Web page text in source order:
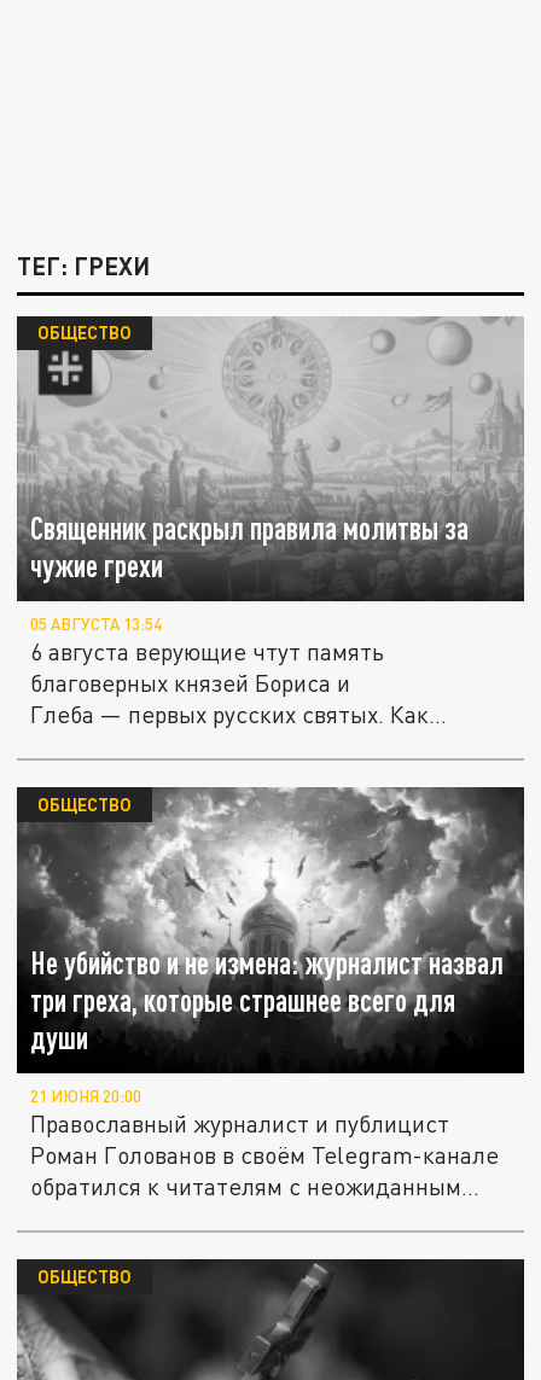
ТЕГ: ГРЕХИ
Священник раскрыл правила молитвы за
чужие грехи
ОБЩЕСТВО
05 АВГУСТА 13:54
6 августа верующие чтут память
благоверных князей Бориса и
Глеба — первых русских святых. Как
Не убийство и не измена: журналист назвал
три греха, которые страшнее всего для
души
ОБЩЕСТВО
21 ИЮНЯ 20:00
Православный журналист и публицист
Роман Голованов в своём Telegram-канале
обратился к читателям с неожиданным...
ОБЩЕСТВО